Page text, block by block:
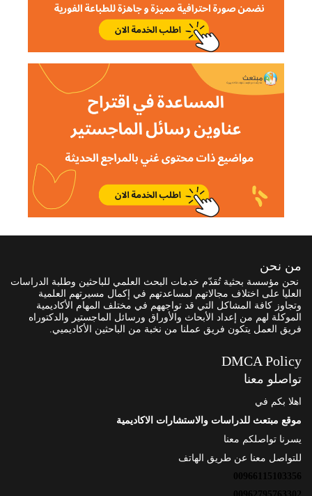
من نحن
نحن مؤسسة بحثية تُقدّم خدمات البحث العلمي للباحثين وطلبة الدراسات
العليا على اختلاف مجالاتهم لمساعدتهم في إكمال مسيرتهم العلمية
وتجاوز كافة المشاكل التي قد تواجههم في مختلف المهام الأكاديمية
الموكلة لهم من إعداد الأبحاث والأوراق ورسائل الماجستير والدكتوراه
فريق العمل يتكون فريق عملنا من نخبة من الباحثين الأكاديميي.
DMCA Policy
تواصلو معنا
اهلا بكم في
موقع مبتعث للدراسات والاستشارات الاكاديمية
يسرنا تواصلكم معنا
للتواصل معنا عن طريق الهاتف
00966115103356